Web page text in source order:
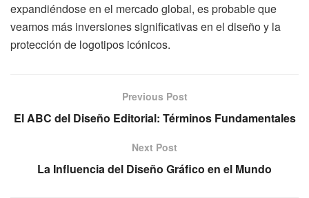
expandiéndose en el mercado global, es probable que
veamos más inversiones significativas en el diseño y la
protección de logotipos icónicos.
Previous Post
El ABC del Diseño Editorial: Términos Fundamentales
Next Post
La Influencia del Diseño Gráfico en el Mundo